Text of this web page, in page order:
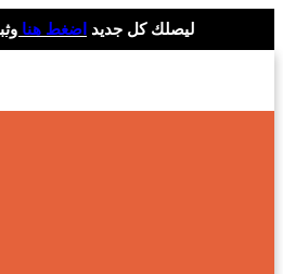
ليصلك كل جديد اضغط هنا